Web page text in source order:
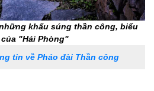
khẩu súng thần công, biểu
"Hải Phòng"
tin về Pháo đài Thần công